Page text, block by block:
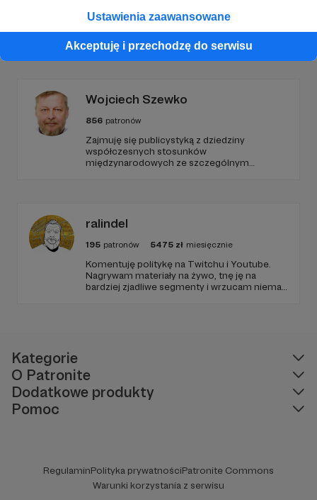
Ustawienia zaawansowane
Akceptuję i przechodzę do serwisu
Promowani autorzy
Wojciech Szewko
856 patronów
Zajmuję się publicystyką z dziedziny
współczesnych stosunków
międzynarodowych ze szczególnym
ralindel
195 patronów 5475 zł miesięcznie
Komentuję politykę na Twitchu i Youtube.
Nagrywam materiały na żywo, tnę ję na
bardziej zjadliwe segmenty i wrzucam niemal
Kategorie
O Patronite
Dodatkowe produkty
Pomoc
RegulaminPolityka prywatnościPatronite Commons
Warunki korzystania z serwisu